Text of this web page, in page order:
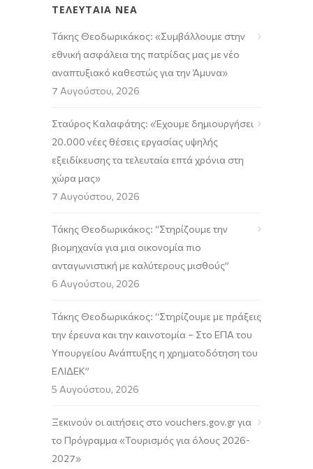
ΤΕΛΕΥΤΑΙΑ ΝΕΑ
Τάκης Θεοδωρικάκος: «Συμβάλλουμε στην
εθνική ασφάλεια της πατρίδας μας με νέο
αναπτυξιακό καθεστώς για την Άμυνα»
7 Αυγούστου, 2026
Σταύρος Καλαφάτης: «Έχουμε δημιουργήσει
20.000 νέες θέσεις εργασίας υψηλής
εξειδίκευσης τα τελευταία επτά χρόνια στη
χώρα μας»
7 Αυγούστου, 2026
Τάκης Θεοδωρικάκος: “Στηρίζουμε την
βιομηχανία για μια οικονομία πιο
ανταγωνιστική με καλύτερους μισθούς”
6 Αυγούστου, 2026
Τάκης Θεοδωρικάκος: “Στηρίζουμε με πράξεις
την έρευνα και την καινοτομία – Στο ΕΠΑ του
Υπουργείου Ανάπτυξης η χρηματοδότηση του
ΕΛΙΔΕΚ”
5 Αυγούστου, 2026
Ξεκινούν οι αιτήσεις στο vouchers.gov.gr για
το Πρόγραμμα «Τουρισμός για όλους 2026-
2027»